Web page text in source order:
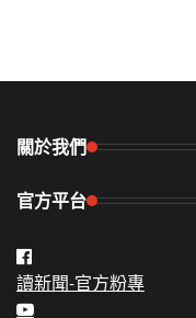
關於我們
官方平台
讀新聞-官方粉專